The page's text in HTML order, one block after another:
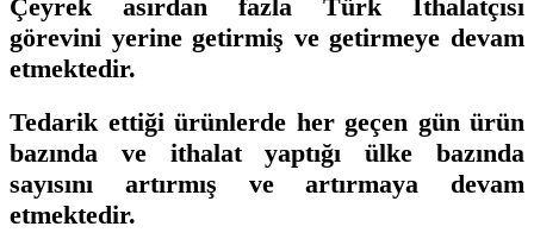
Çeyrek asırdan fazla Türk İthalatçısı
görevini yerine getirmiş ve getirmeye devam
etmektedir.
Tedarik ettiği ürünlerde her geçen gün ürün
bazında ve ithalat yaptığı ülke bazında
sayısını artırmış ve artırmaya devam
etmektedir.